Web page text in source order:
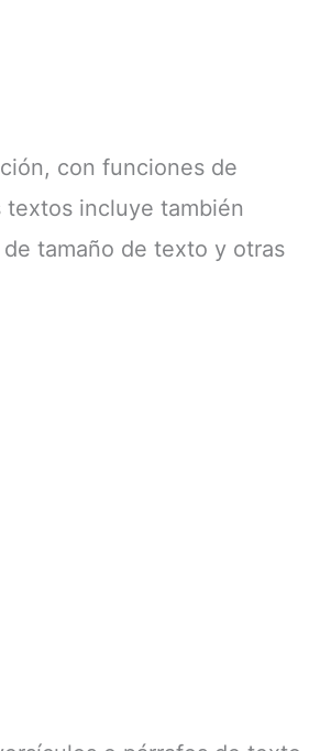
con funciones de
incluye también
tamaño de texto y otras